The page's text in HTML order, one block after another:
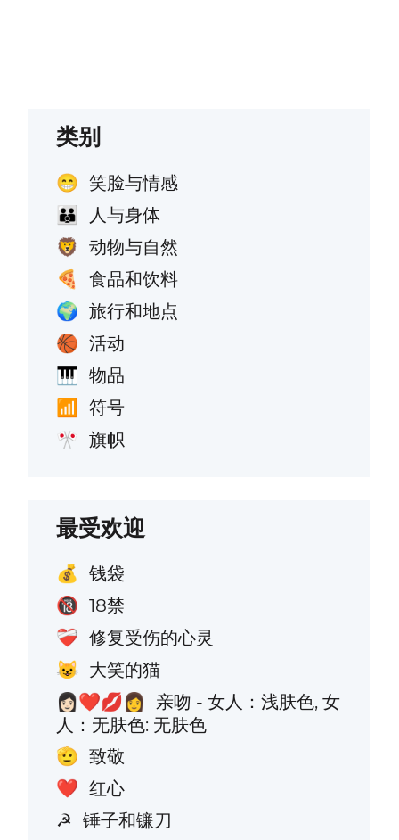
类别
😁 笑脸与情感
👪 人与身体
🦁 动物与自然
🍕 食品和饮料
🌍 旅行和地点
🏀 活动
🎹 物品
📶 符号
🎌 旗帜
最受欢迎
💰 钱袋
🔞 18禁
❤️‍🩹 修复受伤的心灵
😺 大笑的猫
👩🏻‍❤️‍💋‍👩
亲吻 - 女人：浅肤色, 女
人：无肤色: 无肤色
🫡 致敬
❤️ 红心
☭ 锤子和镰刀